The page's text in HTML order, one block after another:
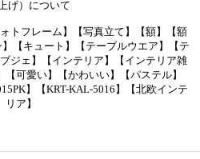
トフレーム】【写真立て】【額】【額
【キュート】【テーブルウエア】【テ
ジェ】【インテリア】【インテリア雑
可愛い】【かわいい】【パステル】
】【KRT-KAL-5016】【北欧インテ
リア】